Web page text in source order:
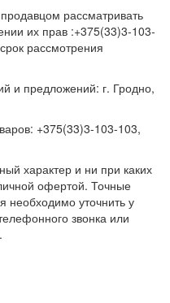
рассматривать
их прав :+375(33)3-103-
рассмотрения
и предложений: г. Гродно,
+375(33)3-103-103,
характер и ни при каких
офертой. Точные
необходимо уточнить у
звонка или